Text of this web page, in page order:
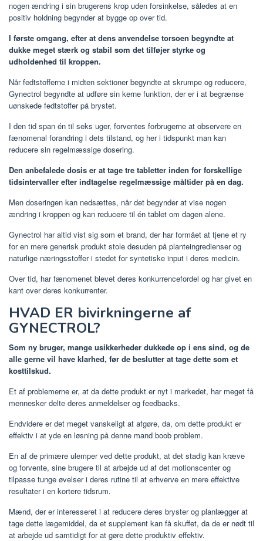
nogen ændring i sin brugerens krop uden forsinkelse, således at en
positiv holdning begynder at bygge op over tid.
I første omgang, efter at dens anvendelse torsoen begyndte at
dukke meget stærk og stabil som det tilføjer styrke og
udholdenhed til kroppen.
Når fedtstofferne i midten sektioner begyndte at skrumpe og reducere,
Gynectrol begyndte at udføre sin kerne funktion, der er i at begrænse
uønskede fedtstoffer på brystet.
I den tid span én til seks uger, forventes forbrugerne at observere en
fænomenal forandring i dets tilstand, og her i tidspunkt man kan
reducere sin regelmæssige dosering.
Den anbefalede dosis er at tage tre tabletter inden for forskellige
tidsintervaller efter indtagelse regelmæssige måltider på en dag.
Men doseringen kan nedsættes, når det begynder at vise nogen
ændring i kroppen og kan reducere til én tablet om dagen alene.
Gynectrol har altid vist sig som et brand, der har formået at tjene et ry
for en mere generisk produkt stole desuden på planteingredienser og
naturlige næringsstoffer i stedet for syntetiske input i deres medicin.
Over tid, har fænomenet blevet deres konkurrencefordel og har givet en
kant over deres konkurrenter.
HVAD ER bivirkningerne af
GYNECTROL?
Som ny bruger, mange usikkerheder dukkede op i ens sind, og de
alle gerne vil have klarhed, før de beslutter at tage dette som et
kosttilskud.
Et af problemerne er, at da dette produkt er nyt i markedet, har meget få
mennesker delte deres anmeldelser og feedbacks.
Endvidere er det meget vanskeligt at afgøre, da, om dette produkt er
effektiv i at yde en løsning på denne mand boob problem.
En af de primære ulemper ved dette produkt, at det stadig kan kræve
og forvente, sine brugere til at arbejde ud af det motionscenter og
tilpasse tunge øvelser i deres rutine til at erhverve en mere effektive
resultater i en kortere tidsrum.
Mænd, der er interesseret i at reducere deres bryster og planlægger at
tage dette lægemiddel, da et supplement kan få skuffet, da de er nødt til
at arbejde ud samtidigt for at gøre dette produktiv effektiv.